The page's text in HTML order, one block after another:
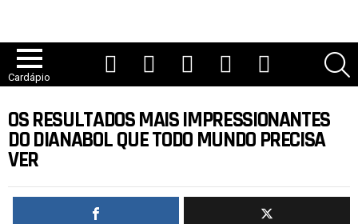
Cardápio
OS RESULTADOS MAIS IMPRESSIONANTES
DO DIANABOL QUE TODO MUNDO PRECISA
VER